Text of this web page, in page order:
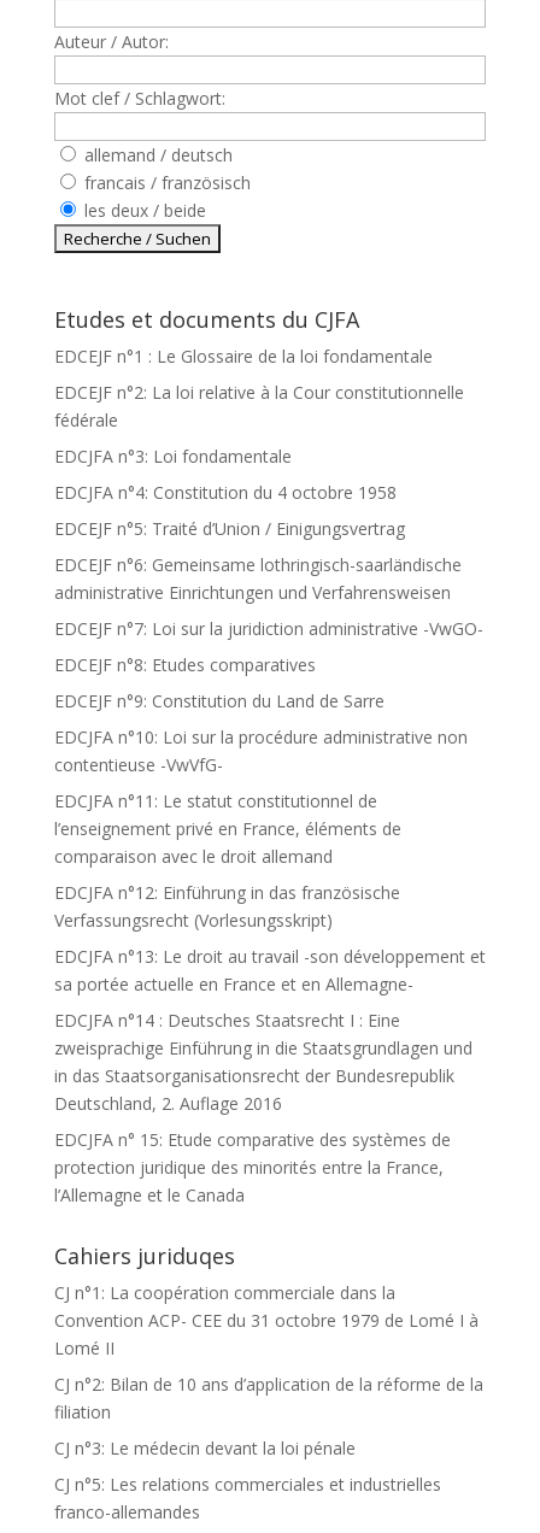
Auteur / Autor:
Mot clef / Schlagwort:
allemand / deutsch
francais / französisch
les deux / beide
Etudes et documents du CJFA
EDCEJF n°1 : Le Glossaire de la loi fondamentale
EDCEJF n°2: La loi relative à la Cour constitutionnelle
fédérale
EDCJFA n°3: Loi fondamentale
EDCJFA n°4: Constitution du 4 octobre 1958
EDCEJF n°5: Traité d’Union / Einigungsvertrag
EDCEJF n°6: Gemeinsame lothringisch-saarländische
administrative Einrichtungen und Verfahrensweisen
EDCEJF n°7: Loi sur la juridiction administrative -VwGO-
EDCEJF n°8: Etudes comparatives
EDCEJF n°9: Constitution du Land de Sarre
EDCJFA n°10: Loi sur la procédure administrative non
contentieuse -VwVfG-
EDCJFA n°11: Le statut constitutionnel de
l’enseignement privé en France, éléments de
comparaison avec le droit allemand
EDCJFA n°12: Einführung in das französische
Verfassungsrecht (Vorlesungsskript)
EDCJFA n°13: Le droit au travail -son développement et
sa portée actuelle en France et en Allemagne-
EDCJFA n°14 : Deutsches Staatsrecht I : Eine
zweisprachige Einführung in die Staatsgrundlagen und
in das Staatsorganisationsrecht der Bundesrepublik
Deutschland, 2. Auflage 2016
EDCJFA n° 15: Etude comparative des systèmes de
protection juridique des minorités entre la France,
l’Allemagne et le Canada
Cahiers juriduqes
CJ n°1: La coopération commerciale dans la
Convention ACP- CEE du 31 octobre 1979 de Lomé I à
Lomé II
CJ n°2: Bilan de 10 ans d’application de la réforme de la
filiation
CJ n°3: Le médecin devant la loi pénale
CJ n°5: Les relations commerciales et industrielles
franco-allemandes